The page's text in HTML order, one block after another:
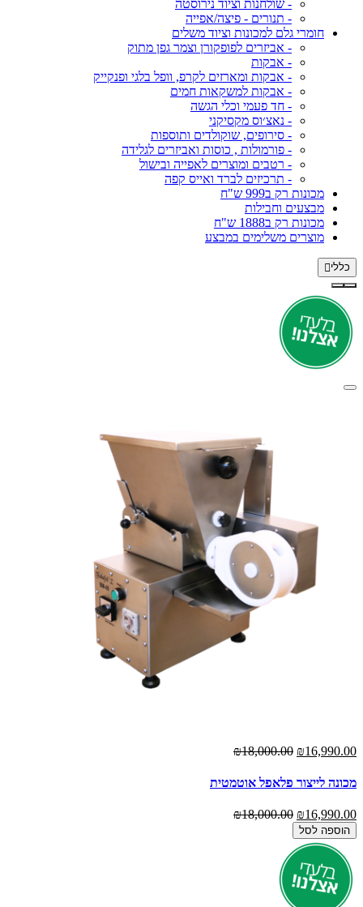
- שולחנות וציוד נירוסטה
- תנורים - פיצה/אפייה
חומרי גלם למכונות וציוד משלים
- אביזרים לפופקורן וצמר גפן מתוק
- אבקות
- אבקות ומארזים לקרפ, וופל בלגי ופנקייק
- אבקות למשקאות חמים
- חד פעמי וכלי הגשה
- נאצ׳וס מקסיקני
- סירופים, שוקולדים ותוספות
- פורמולות , כוסות ואביזרים לגלידה
- רטבים ומוצרים לאפייה ובישול
- תרכיזים לברד ואייס קפה
מכונות רק ב999 ש"ח
מבצעים וחבילות
מכונות רק ב1888 ש"ח
מוצרים משלימים במבצע
כללי
₪16,990.00
₪18,000.00
מכונה לייצור פלאפל אוטמטית
₪16,990.00
₪18,000.00
הוספה לסל